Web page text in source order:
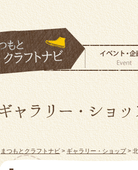
まつもとクラフトナビ > ギャラリー・ショップ>